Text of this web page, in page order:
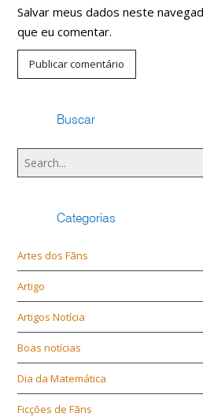
Salvar meus dados neste
que eu comentar.
Buscar
Categorias
Artes dos Fãns
Artigo
Artigos Notícia
Boas notícias
Dia da Matemática
Ficções de Fãns